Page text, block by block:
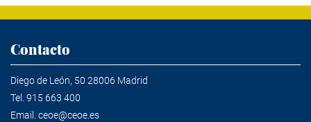
Contacto
Diego de León, 50 28006 Madrid
Tel. 915 663 400
Email. ceoe@ceoe.es